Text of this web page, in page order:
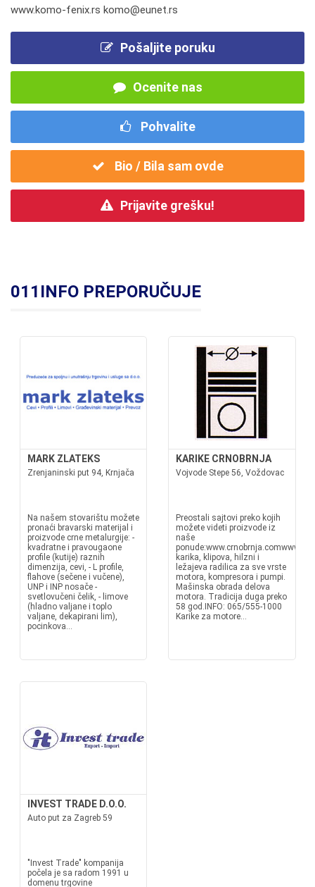
www.komo-fenix.rs komo@eunet.rs
Pošaljite poruku
Ocenite nas
Pohvalite
Bio / Bila sam ovde
Prijavite grešku!
011INFO PREPORUČUJE
MARK ZLATEKS
Zrenjaninski put 94, Krnjača
Na našem stovarištu možete
pronaći bravarski materijal i
proizvode crne metalurgije: -
kvadratne i pravougaone
profile (kutije) raznih
dimenzija, cevi, - L profile,
flahove (sečene i vučene),
UNP i INP nosače -
svetlovučeni čelik, - limove
(hladno valjane i toplo
valjane, dekapirani lim),
pocinkova...
KARIKE CRNOBRNJA
Vojvode Stepe 56, Voždovac
Preostali sajtovi preko kojih
možete videti proizvode iz
naše
karika, klipova, hilzni i
ležajeva radilica za sve vrste
motora, kompresora i pumpi.
Mašinska obrada delova
motora. Tradicija duga preko
58 god.INFO: 065/555-1000
Karike za motore...
INVEST TRADE D.O.O.
Auto put za Zagreb 59
"Invest Trade" kompanija
počela je sa radom 1991 u
domenu trgovine